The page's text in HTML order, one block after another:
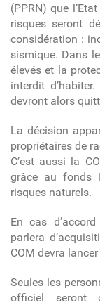
(PPRN) que
risques seront
considération :
sismique. Dans
élevés et la
interdit
devront alors
La décision
propriétaires de
C’est aussi la
grâce au fonds
risques naturels.
En cas
parlera
COM devra
Seules les
officiel seront